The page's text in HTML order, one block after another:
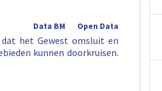
Open Data
Data BM
het Gewest omsluit en
kunnen doorkruisen.